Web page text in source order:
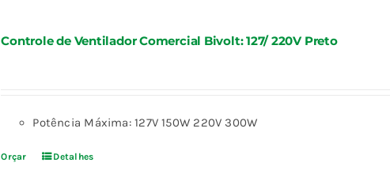
Controle de Ventilador Comercial Bivolt: 127/ 220V Preto
Potência Máxima: 127V 150W 220V 300W
Orçar Detalhes